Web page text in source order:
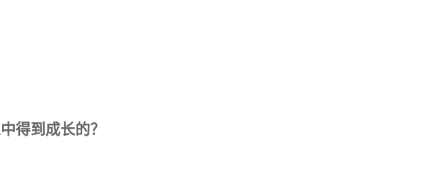
得到成长的？